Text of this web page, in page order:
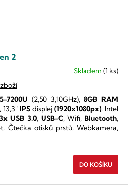
2
Skladem(1 ks)
DO KOŠÍKU
7200U (2,50-3,10GHz),8GB RAM
, 13,3" IPS displej (1920x1080px), Intel
3x USB 3.0, USB-C, Wifi,Bluetooth,
Čtečka otisků prstů, Webkamera,